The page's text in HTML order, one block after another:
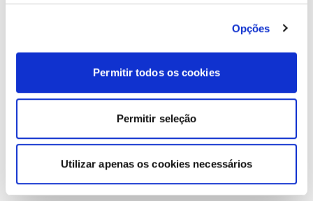
Opções
Permitir todos os cookies
Permitir seleção
Utilizar apenas os cookies necessários